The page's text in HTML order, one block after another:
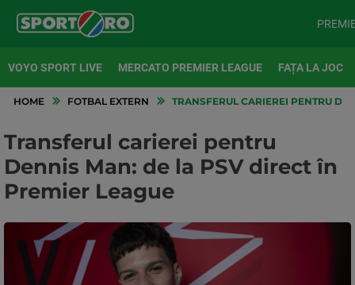
VOYO SPORT LIVE MERCATO PREMIER LEAGUE FAȚA LA JOC
HOME FOTBAL EXTERN TRANSFERUL CARIEREI PENTRU
Transferul carierei pentru
Dennis Man: de la PSV direct în
Premier League